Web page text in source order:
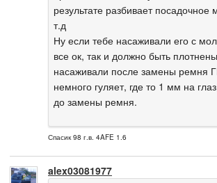
результате разбивает посадочное
т.д
Ну если тебе насаживали его с
все ок, так и должно быть
насаживали после замены ремня
немного гуляет, где то 1 мм на
до замены ремня.
Спасик 98 г.в. 4AFE 1.6
alex03081977